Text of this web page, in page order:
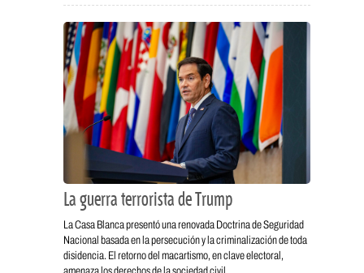
La guerra terrorista de Trump
La Casa Blanca presentó una renovada Doctrina de Seguridad
Nacional basada en la persecución y la criminalización de toda
disidencia. El retorno del macartismo, en clave electoral,